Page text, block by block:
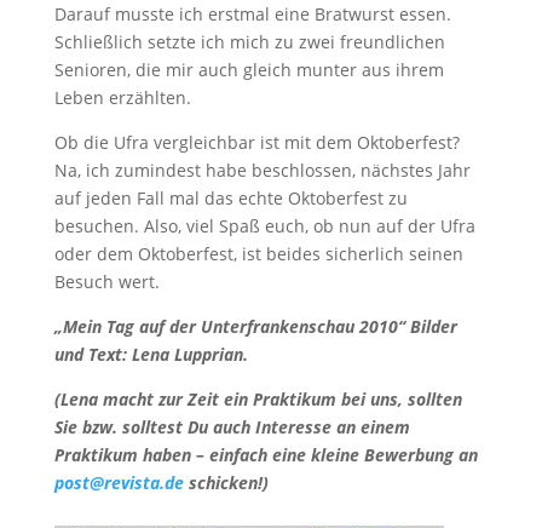
Darauf musste ich erstmal eine Bratwurst essen.
Schließlich setzte ich mich zu zwei freundlichen
Senioren, die mir auch gleich munter aus ihrem
Leben erzählten.
Ob die Ufra vergleichbar ist mit dem Oktoberfest?
Na, ich zumindest habe beschlossen, nächstes Jahr
auf jeden Fall mal das echte Oktoberfest zu
besuchen. Also, viel Spaß euch, ob nun auf der Ufra
oder dem Oktoberfest, ist beides sicherlich seinen
Besuch wert.
„Mein Tag auf der Unterfrankenschau 2010“ Bilder
und Text: Lena Lupprian.
(Lena macht zur Zeit ein Praktikum bei uns, sollten
Sie bzw. solltest Du auch Interesse an einem
Praktikum haben – einfach eine kleine Bewerbung an
post@revista.deschicken!)